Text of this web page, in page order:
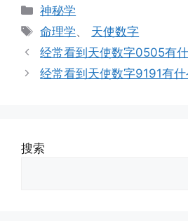
分
类
神秘学
标
签
命理学、 天使数字
经常看到天使数字0505有
经常看到天使数字9191有
搜索